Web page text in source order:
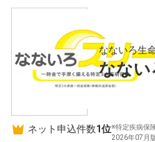
なないろ生
なない
ネット申込件数1位※特定疾病保
2026年07月